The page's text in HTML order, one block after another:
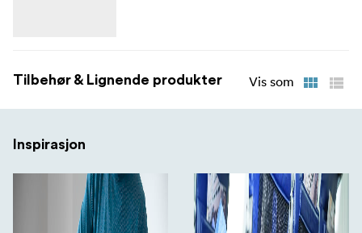
Tilbehør & Lignende produkter Vis som
Inspirasjon